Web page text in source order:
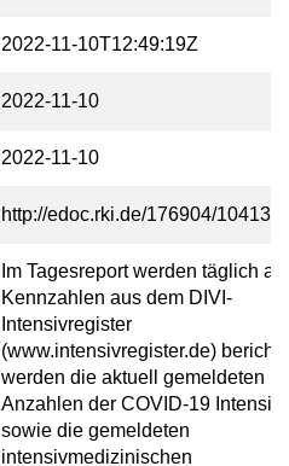
2022-11-10T12:49:19Z
2022-11-10
2022-11-10
http://edoc.rki.de/176904/10413
Im Tagesreport werden täglich
Kennzahlen aus dem DIVI-
Intensivregister
(www.intensivregister.de)
werden die aktuell gemeldeten
Anzahlen der COVID-19
sowie die gemeldeten
intensivmedizinischen